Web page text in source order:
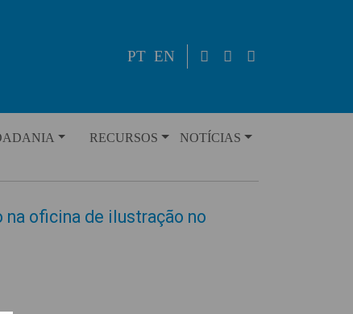
PT EN
RECURSOS NOTÍCIAS
oficina de ilustração no